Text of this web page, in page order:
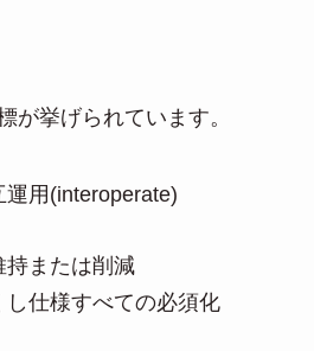
が挙げられています。
用(interoperate)
持または削減
仕様すべての必須化